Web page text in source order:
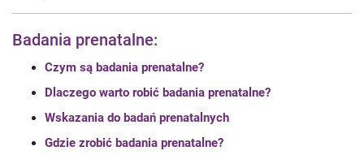
Badania prenatalne:
Czym są badania prenatalne?
Dlaczego warto robić badania prenatalne?
Wskazania do badań prenatalnych
Gdzie zrobić badania prenatalne?